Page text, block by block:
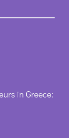
in Greece: